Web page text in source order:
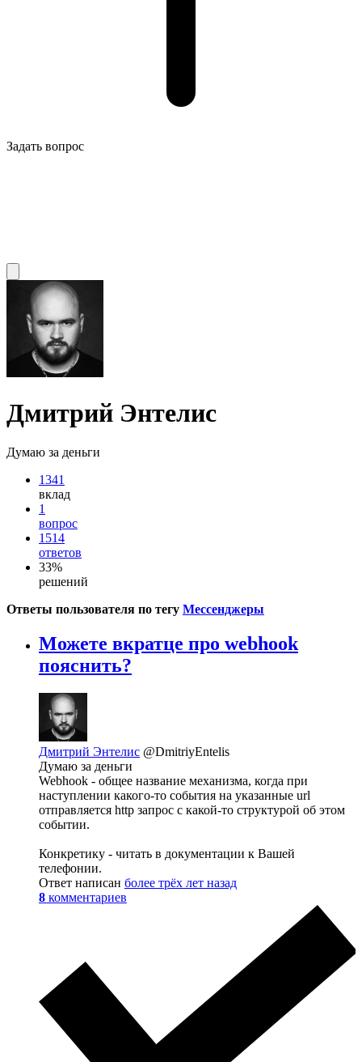
Задать вопрос
Дмитрий Энтелис
Думаю за деньги
1341
вклад
1
вопрос
1514
ответов
33%
решений
Ответы пользователя по тегу Мессенджеры
Можете вкратце про webhook
пояснить?
Дмитрий Энтелис @DmitriyEntelis
Думаю за деньги
Webhook - общее название механизма, когда при
наступлении какого-то события на указанные url
отправляется http запрос с какой-то структурой об этом
событии.
Конкретику - читать в документации к Вашей
телефонии.
Ответ написан более трёх лет назад
8 комментариев